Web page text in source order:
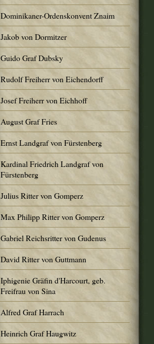
Dominikaner-Ordenskonvent Znaim
Jakob von Dormitzer
Guido Graf Dubsky
Rudolf Freiherr von Eichendorff
Josef Freiherr von Eichhoff
August Graf Fries
Ernst Landgraf von Fürstenberg
Kardinal Friedrich Landgraf von
Fürstenberg
Julius Ritter von Gomperz
Max Philipp Ritter von Gomperz
Gabriel Reichsritter von Gudenus
David Ritter von Guttmann
Iphigenie Gräfin d'Harcourt, geb.
Freifrau von Sina
Alfred Graf Harrach
Heinrich Graf Haugwitz